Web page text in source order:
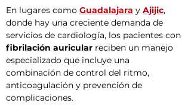
En lugares como Guadalajara y Ajijic,
donde hay una creciente demanda de
servicios de cardiología, los pacientes con
fibrilación auricular reciben un manejo
especializado que incluye una
combinación de control del ritmo,
anticoagulación y prevención de
complicaciones.